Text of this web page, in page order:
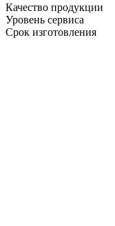
Качество продукции
Уровень сервиса
Срок изготовления